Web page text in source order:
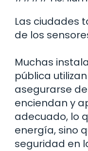
Las ciudades
de los
Muchas
pública
asegurarse
enciendan y
adecuado, lo
energía, sino
seguridad en